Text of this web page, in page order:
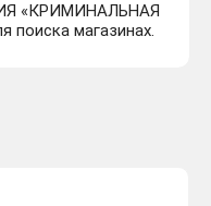
«КРИМИНАЛЬНАЯ
поиска магазинах.